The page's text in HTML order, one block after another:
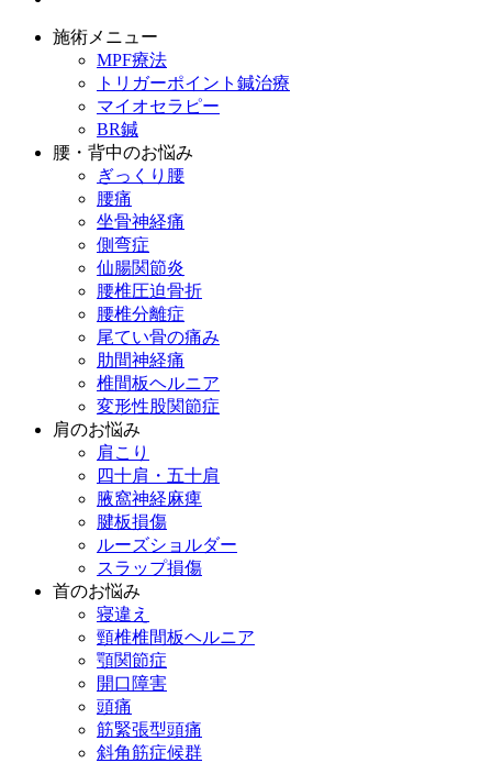
施術メニュー
MPF療法
トリガーポイント鍼治療
マイオセラピー
BR鍼
腰・背中のお悩み
ぎっくり腰
腰痛
坐骨神経痛
側弯症
仙腸関節炎
腰椎圧迫骨折
腰椎分離症
尾てい骨の痛み
肋間神経痛
椎間板ヘルニア
変形性股関節症
肩のお悩み
肩こり
四十肩・五十肩
腋窩神経麻痺
腱板損傷
ルーズショルダー
スラップ損傷
首のお悩み
寝違え
頸椎椎間板ヘルニア
顎関節症
開口障害
頭痛
筋緊張型頭痛
斜角筋症候群